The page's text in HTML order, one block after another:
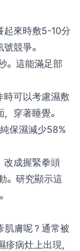
起來時敷5-10分
競爭。
。這能滿足部
時可以考慮濕敷
穿著睡覺。
保濕減少58%
改成握緊拳頭
。研究顯示這
肌膚呢？通常被
病灶上出現，